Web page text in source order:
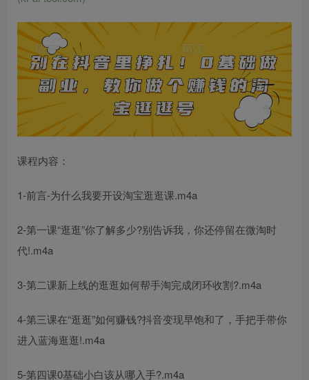
课程内容：
1-前言-为什么我要开设淘宝逛逛课.m4a
2-第一课“逛逛”你了解多少?别告诉我，你还停留在微淘时
代!.m4a
3-第二课新上线的逛逛如何帮手淘完成闭环收割?.m4a
4-第三课在“逛逛”如何赚钱?抖音变现早饱和了，手把手带你
进入蓝海逛逛!.m4a
5-第四课0基础小白该从哪入手?.m4a